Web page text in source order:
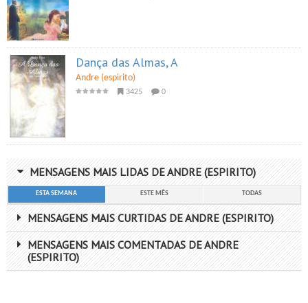
Dança das Almas, A
Andre (espirito)
3425 0
MENSAGENS MAIS LIDAS DE ANDRE (ESPIRITO)
ESTA SEMANA ESTE MÊS TODAS
MENSAGENS MAIS CURTIDAS DE ANDRE (ESPIRITO)
MENSAGENS MAIS COMENTADAS DE ANDRE
(ESPIRITO)